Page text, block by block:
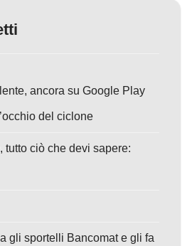
ancora su Google Play
del ciclone
tutto ciò che devi sapere:
gli sportelli Bancomat e gli fa